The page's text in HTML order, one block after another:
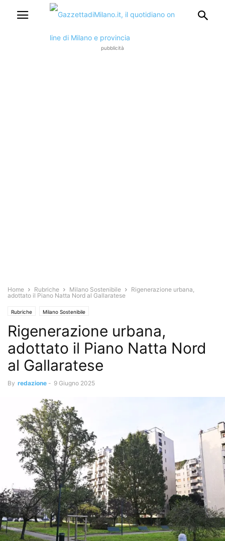
pubblicità
Home Rubriche Milano Sostenibile
Rigenerazione urbana,
adottato il Piano Natta Nord al Gallaratese
Rubriche Milano Sostenibile
Rigenerazione urbana,
adottato il Piano Natta Nord
al Gallaratese
By redazione - 9 Giugno 2025